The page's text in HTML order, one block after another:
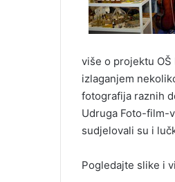
više o projektu
izlaganjem
fotografija raznih
Udruga Foto-film-
sudjelovali su i
Pogledajte slike i